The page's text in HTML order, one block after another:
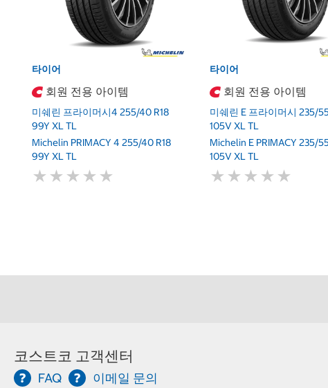
타이어
회원 전용 아이템
미쉐린 프라이머시4 255/40 R18
99Y XL TL
Michelin PRIMACY 4 255/40 R18
99Y XL TL
★ ★ ★ ★ ★
★ ★ ★ ★ ★
타이어
회원 전용 아이템
미쉐린 E 프라이머시 235/
105V XL TL
Michelin E PRIMACY 235/
105V XL TL
★ ★ ★ ★ ★
★ ★ ★ ★ ★
코스트코 고객센터
FAQ 이메일 문의